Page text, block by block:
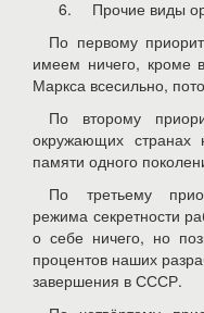
Прочие виды
По первому
имеем ничего, кроме
Маркса всесильно,
По второму
окружающих странах
памяти одного
По третьему
режима секретности
о себе ничего, но
процентов наших
завершения в СССР.